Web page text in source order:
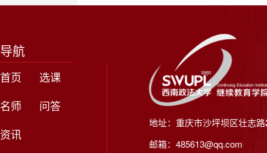
导航
首页
选课
名师
问答
资讯
地址：重庆市沙坪坝区壮志
邮箱：485613@qq.com